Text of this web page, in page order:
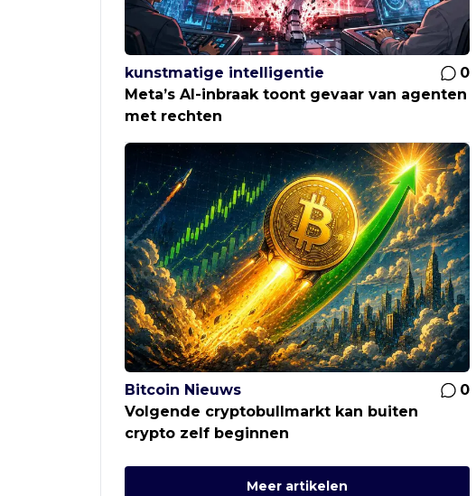
kunstmatige intelligentie
0
Meta’s AI-inbraak toont gevaar van agenten
met rechten
Bitcoin Nieuws
0
Volgende cryptobullmarkt kan buiten
crypto zelf beginnen
Meer artikelen